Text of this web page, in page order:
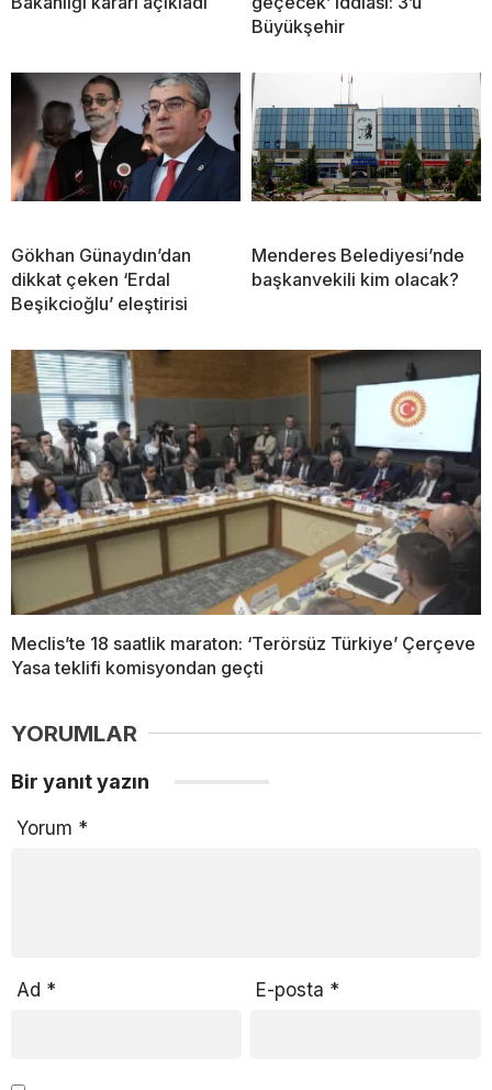
Büyükşehir
Gökhan Günaydın’dan
dikkat çeken ‘Erdal
Beşikcioğlu’ eleştirisi
Menderes Belediyesi’nde
başkanvekili kim olacak?
Meclis’te 18 saatlik maraton: ‘Terörsüz Türkiye’ Çerçeve
Yasa teklifi komisyondan geçti
YORUMLAR
Bir yanıt yazın
Yorum *
Ad * E-posta *